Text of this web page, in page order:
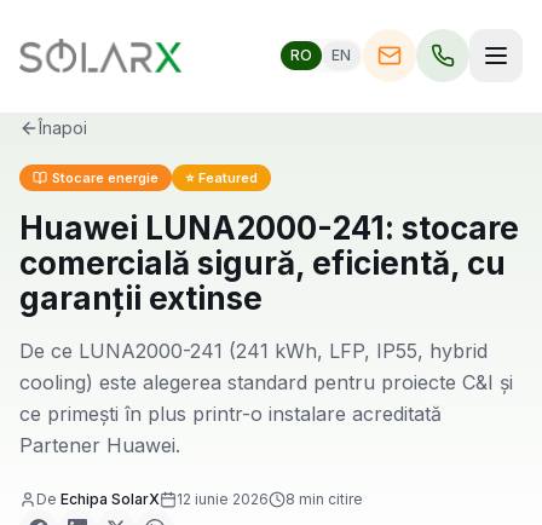
RO EN
Înapoi
Stocare energie ⭐ Featured
Huawei LUNA2000-241: stocare
comercială sigură, eficientă, cu
garanții extinse
De ce LUNA2000-241 (241 kWh, LFP, IP55, hybrid
cooling) este alegerea standard pentru proiecte C&I și
ce primești în plus printr-o instalare acreditată
Partener Huawei.
De Echipa SolarX 12 iunie 2026 8 min citire